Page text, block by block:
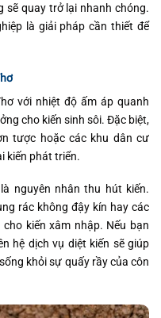
sẽ quay trở lại nhanh chóng.
là giải pháp cần thiết để
với nhiệt độ ấm áp quanh
cho kiến sinh sôi. Đặc biệt,
tược hoặc các khu dân cư
kiến phát triển.
nguyên nhân thu hút kiến.
rác không đậy kín hay các
kiến xâm nhập. Nếu bạn
hệ dịch vụ diệt kiến sẽ giúp
khỏi sự quấy rầy của côn